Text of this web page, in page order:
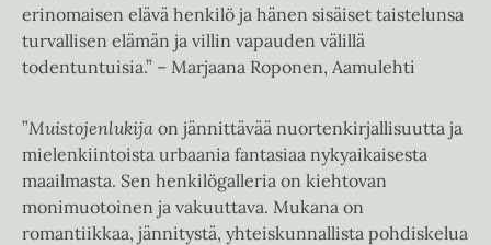
erinomaisen elävä henkilö ja hänen sisäiset taistelunsa
turvallisen elämän ja villin vapauden välillä
todentuntuisia.” – Marjaana Roponen, Aamulehti
”Muistojenlukija on jännittävää nuortenkirjallisuutta ja
mielenkiintoista urbaania fantasiaa nykyaikaisesta
maailmasta. Sen henkilögalleria on kiehtovan
monimuotoinen ja vakuuttava. Mukana on
romantiikkaa, jännitystä, yhteiskunnallista pohdiskelua